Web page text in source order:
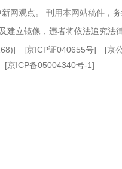
网观点。 刊用本网站稿件，
建立镜像，违者将依法追究法
] [京ICP证040655号] [京
[京ICP备05004340号-1]